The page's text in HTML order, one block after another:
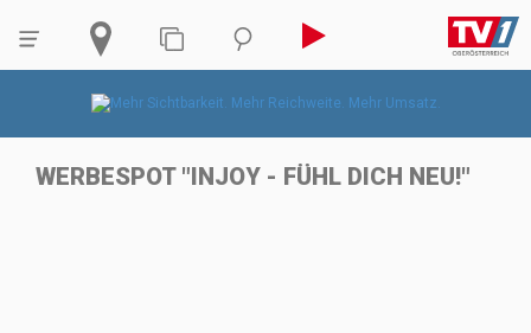
WERBESPOT "INJOY - FÜHL DICH NEU!"